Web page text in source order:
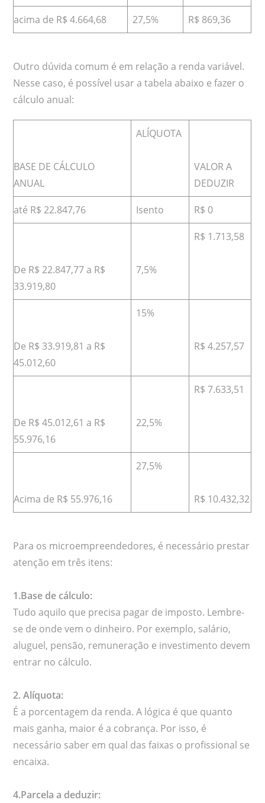
acima de R$ 4.664,68 27,5% R$ 869,36
Outro dúvida comum é em relação a renda variável.
Nesse caso, é possível usar a tabela abaixo e fazer o
cálculo anual:
BASE DE CÁLCULO
ANUAL
ALÍQUOTA
VALOR A
DEDUZIR
até R$ 22.847,76 Isento R$ 0
De R$ 22.847,77 a R$
33.919,80
7,5%
R$ 1.713,58
De R$ 33.919,81 a R$
45.012,60
15%
R$ 4.257,57
De R$ 45.012,61 a R$
55.976,16
22,5%
R$ 7.633,51
Acima de R$ 55.976,16
27,5%
R$ 10.432,32
Para os microempreendedores, é necessário prestar
atenção em três itens:
1.Base de cálculo:
Tudo aquilo que precisa pagar de imposto. Lembre-
se de onde vem o dinheiro. Por exemplo, salário,
aluguel, pensão, remuneração e investimento devem
entrar no cálculo.
2. Alíquota:
É a porcentagem da renda. A lógica é que quanto
mais ganha, maior é a cobrança. Por isso, é
necessário saber em qual das faixas o profissional se
encaixa.
4.Parcela a deduzir: